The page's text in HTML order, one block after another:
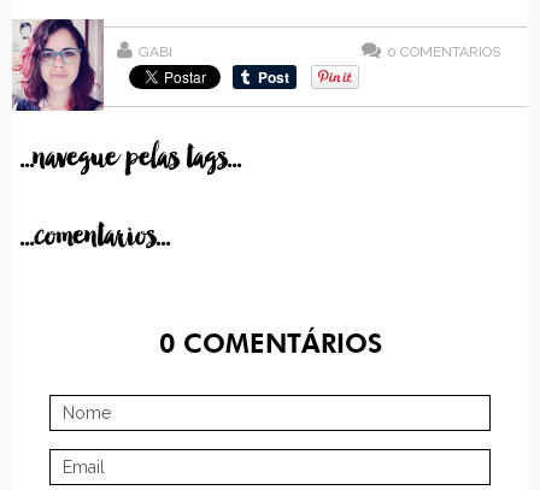
GABI 0 COMENTÁRIOS
...navegue pelas tags...
...comentarios...
0COMENTÁRIOS